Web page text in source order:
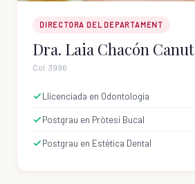
DIRECTORA DEL DEPARTAMENT
Dra. Laia Chacón Canut
Col. 3996
Llicenciada en Odontologia
Postgrau en Pròtesi Bucal
Postgrau en Estètica Dental